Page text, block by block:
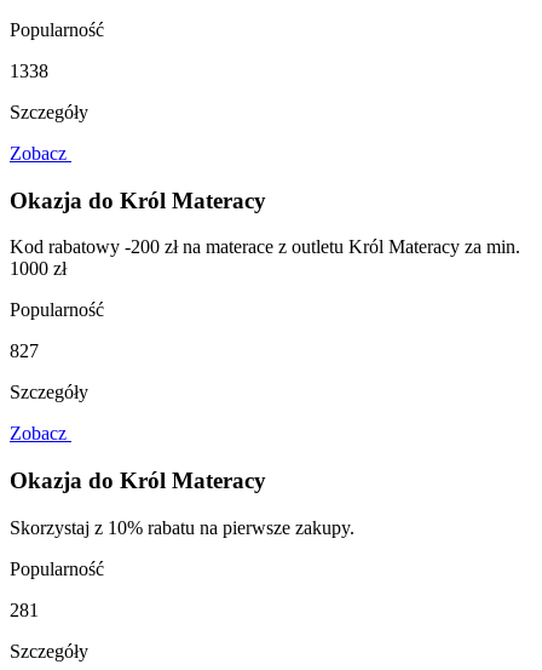
Popularność
1338
Szczegóły
Zobacz
Okazja do Król Materacy
Kod rabatowy -200 zł na materace z outletu Król Materacy za min.
1000 zł
Popularność
827
Szczegóły
Zobacz
Okazja do Król Materacy
Skorzystaj z 10% rabatu na pierwsze zakupy.
Popularność
281
Szczegóły